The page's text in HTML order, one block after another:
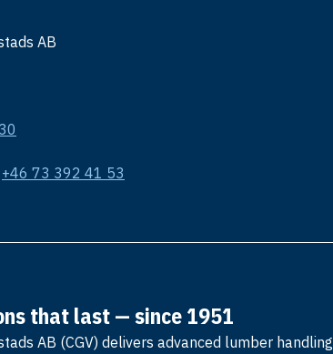
AB
+46 73 392 41 53
that last — since 1951
AB (CGV) delivers advanced lumber handling